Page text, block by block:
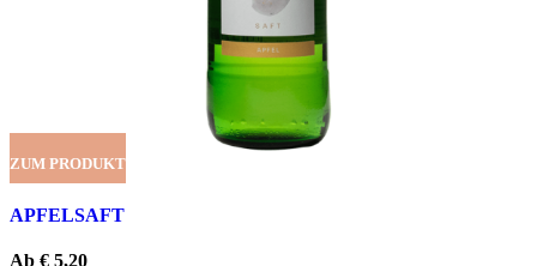
ZUM PRODUKT
APFELSAFT
Ab € 5,20